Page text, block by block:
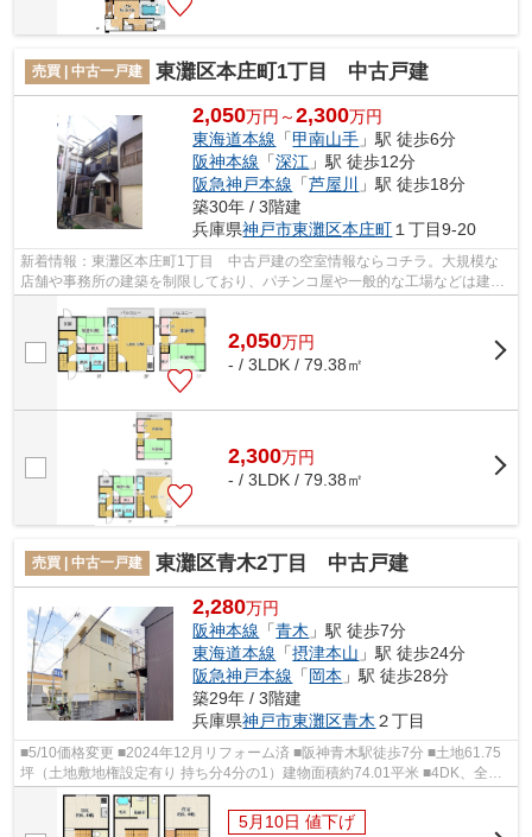
売買 | 中古一戸建 東灘区本庄町1丁目 中古戸建
2,050万円～2,300万円
東海道本線 「甲南山手 」駅 徒歩6分
阪神本線 「深江 」駅 徒歩12分
阪急神戸本線 「芦屋川
」駅 徒歩18分
築30年 / 3階建
兵庫県神戸市東灘区本庄町１丁目9-20
新着情報：東灘区本庄町1丁目 中古戸建の空室情報ならコチラ。大規模な
店舗や事務所の建築を制限しており、パチンコ屋や一般的な工場などは建て
2,050万円
- / 3LDK / 79.38㎡
2,300万円
- / 3LDK / 79.38㎡
売買 | 中古一戸建 東灘区青木2丁目 中古戸建
2,280万円
阪神本線 「青木 」駅 徒歩7分
東海道本線 「摂津本山 」駅 徒歩24分
阪急神戸本線 「岡本 」駅 徒歩28分
築29年 / 3階建
兵庫県神戸市東灘区青木 ２丁目
■5/10価格変更 ■2024年12月リフォーム済 ■阪神青木駅徒歩7分 ■土地61.75
坪（土地敷地権設定有り 持ち分4分の1）建物面積約74.01平米 ■4DK、全居
室フローリング ■南向きバルコニー、2面...
5月10日 値下げ